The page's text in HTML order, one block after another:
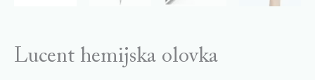
Lucent hemijska olovka